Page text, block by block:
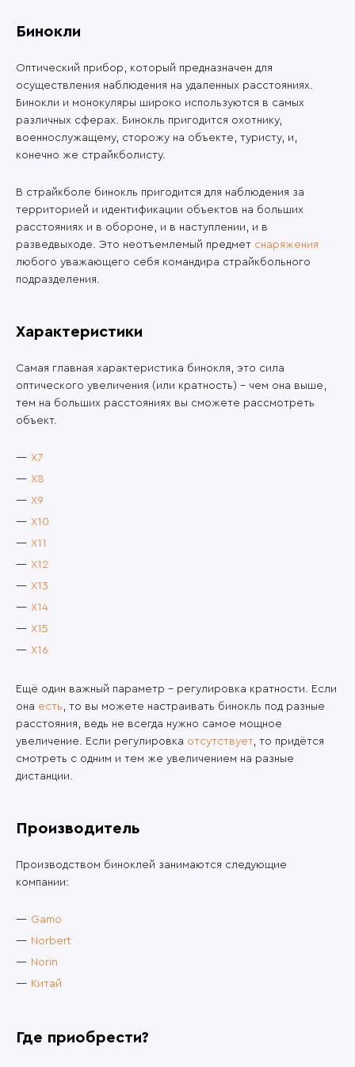
Бинокли
Оптический прибор, который предназначен для
осуществления наблюдения на удаленных расстояниях.
Бинокли и монокуляры широко используются в самых
различных сферах. Бинокль пригодится охотнику,
военнослужащему, сторожу на объекте, туристу, и,
конечно же страйкболисту.
В страйкболе бинокль пригодится для наблюдения за
территорией и идентификации объектов на больших
расстояниях и в обороне, и в наступлении, и в
разведвыходе. Это неотъемлемый предмет снаряжения
любого уважающего себя командира страйкбольного
подразделения.
Характеристики
Самая главная характеристика бинокля, это сила
оптического увеличения (или кратность) – чем она выше,
тем на больших расстояниях вы сможете рассмотреть
объект.
X7
X8
X9
X10
X11
X12
X13
X14
X15
X16
Ещё один важный параметр – регулировка кратности. Если
она есть , то вы можете настраивать бинокль под разные
расстояния, ведь не всегда нужно самое мощное
увеличение. Если регулировка отсутствует, то придётся
смотреть с одним и тем же увеличением на разные
дистанции.
Производитель
Производством биноклей занимаются следующие
компании:
Gamo
Norbert
Norin
Китай
Где приобрести?